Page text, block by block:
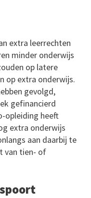
extra leerrechten
minder onderwijs
op latere
op extra onderwijs.
gevolgd,
gefinancierd
opleiding heeft
extra onderwijs
aan daarbij te
van tien- of